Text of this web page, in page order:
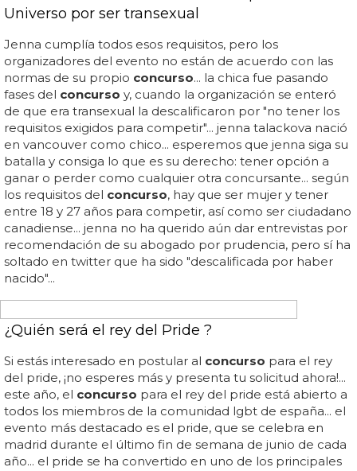
Madonna organiza unconcurso
hablar con madonna en grindr? ¡descubre su
podrás pedirle foto de rabo!... y así, con esteconcurso
grindr, madonna se promociona entre el público gay, el
único que le sigue haciendo algo de caso... ¡madonna en
grindr! la intérprete de 'spanish lesson' ha organizado un
concursoen la app gay por excelencia que permitirá a 5
usuarios chatear con ella en san valentín... this valentine's
day, you could win a chance to chat with @madonna on
#grindr... — grindr (@grindr) febrero 10, 2015... ahora
tenemos a... ¿cómo hablar con madonna por grindr? ellos
te lo explican: tendrás que poner como foto de perfil una
de esas fotos que te hiciste con...
HOMOFOBIA EN RUSIA